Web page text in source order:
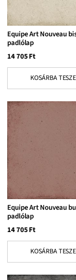
Equipe Art Nouveau
padlólap
14 705Ft
KOSÁRBA
Equipe Art Nouveau
padlólap
14 705Ft
KOSÁRBA